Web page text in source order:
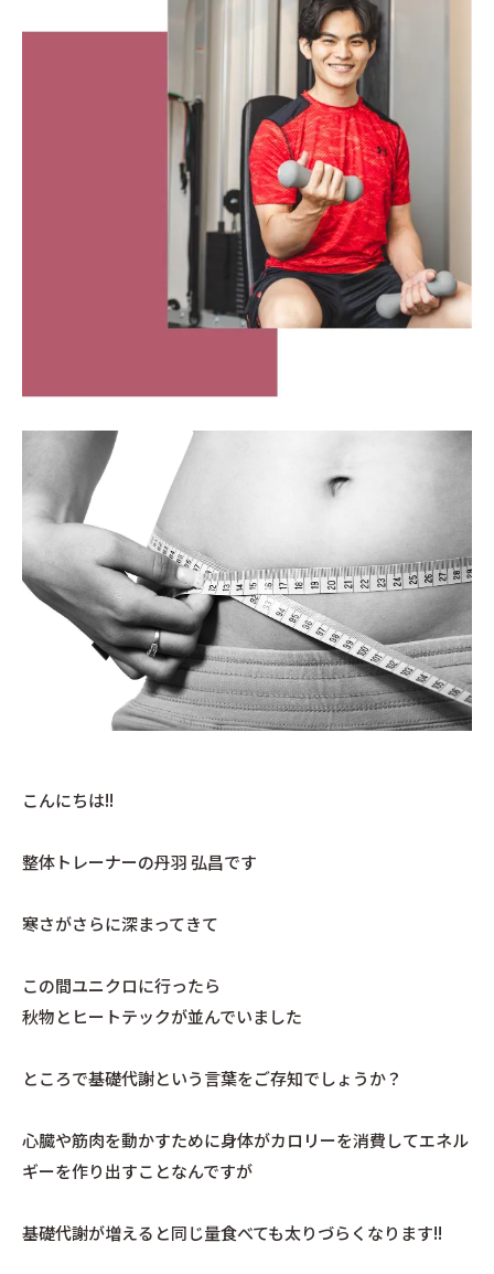
こんにちは!!
整体トレーナーの丹羽 弘昌です
寒さがさらに深まってきて
この間ユニクロに行ったら
秋物とヒートテックが並んでいました
ところで基礎代謝という言葉をご存知でしょうか？
心臓や筋肉を動かすために身体がカロリーを消費してエネル
ギーを作り出すことなんですが
基礎代謝が増えると同じ量食べても太りづらくなります!!